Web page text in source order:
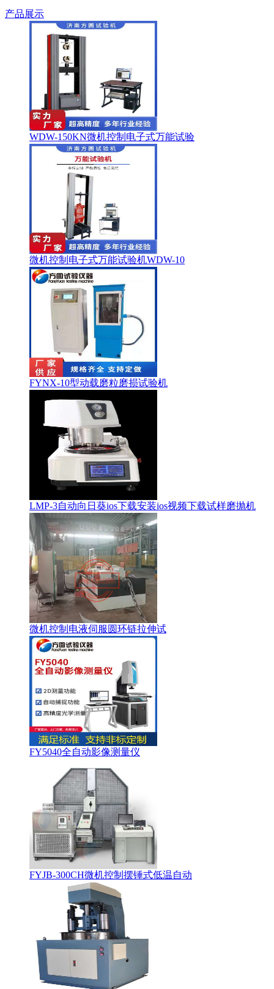
产品展示
WDW-150KN微机控制电子式万能试验
微机控制电子式万能试验机WDW-10
FYNX-10型动载磨粒磨损试验机
LMP-3自动向日葵ios下载安装ios视频下载试样磨抛机
微机控制电液伺服圆环链拉伸试
FY5040全自动影像测量仪
FYJB-300CH微机控制摆锤式低温自动